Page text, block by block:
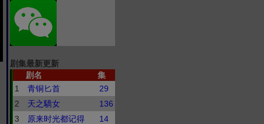
剧集最新更新
剧名
集
1
青铜匕首
29
2
天之驕女
136
3
原来时光都记得
14